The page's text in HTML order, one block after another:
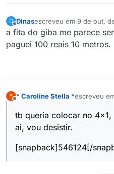
D
Offline
Dinasescreveu em 9 de out.
última edição por
a fita do giba me parece
paguei 100 reais 10 metros.
* * Caroline Stella *escreveu
última
tb queria colocar no 4x1,
ai, vou desistir.
[snapback]546124[/